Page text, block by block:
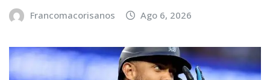
Francomacorisanos Ago 6, 2026